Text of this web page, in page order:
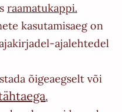
raamatukappi.
kasutamisaeg on
ajalehtedel
õigeaegselt või
.